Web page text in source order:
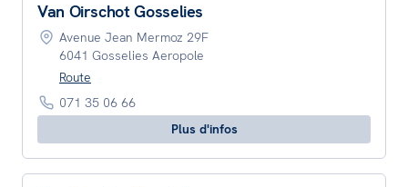
Van Oirschot Gosselies
Avenue Jean Mermoz 29F
6041 Gosselies Aeropole
Route
071 35 06 66
Plus d'infos